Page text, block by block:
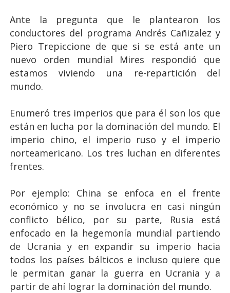
Ante la pregunta que le plantearon los
conductores del programa Andrés Cañizalez y
Piero Trepiccione de que si se está ante un
nuevo orden mundial Mires respondió que
estamos viviendo una re-repartición del
mundo.
Enumeró tres imperios que para él son los que
están en lucha por la dominación del mundo. El
imperio chino, el imperio ruso y el imperio
norteamericano. Los tres luchan en diferentes
frentes.
Por ejemplo: China se enfoca en el frente
económico y no se involucra en casi ningún
conflicto bélico, por su parte, Rusia está
enfocado en la hegemonía mundial partiendo
de Ucrania y en expandir su imperio hacia
todos los países bálticos e incluso quiere que
le permitan ganar la guerra en Ucrania y a
partir de ahí lograr la dominación del mundo.